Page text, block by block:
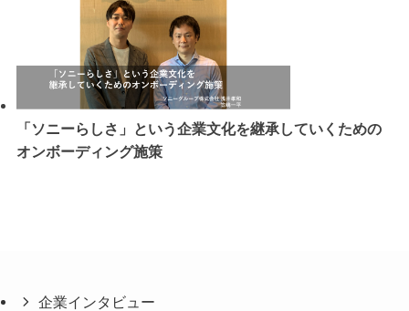
「ソニーらしさ」という企業文化を継承していくための
オンボーディング施策
企業インタビュー